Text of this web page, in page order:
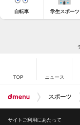
自転車 学生スポーツ
TOP ニュース
スポーツ
サイトご利用にあたって